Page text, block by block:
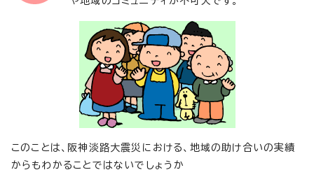
このことは、阪神淡路大震災における、地域の助け合いの実績
からもわかることではないでしょうか